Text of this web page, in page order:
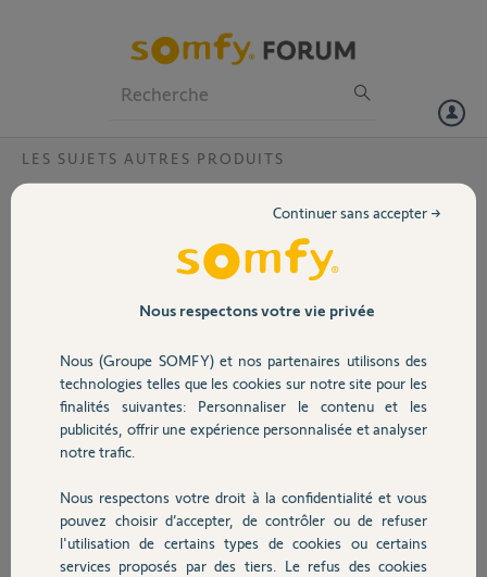
Volet
Sécurité
Domotique
Chauffage
Autres produits
LES SUJETS AUTRES PRODUITS
Mon visiophonie V100 ne fonctionne plus du tout : pas d'image, pas
de son, la platine de rue ne s'allume plus, que faut-il que je fasse ?
Merci de bien vouloir me tenir informée.
Mme Frédérique SIMON
Frédérique S.
il y a presque 8 ans
Participer au fil de discussion
Nous respectons votre vie privée
Nous (Groupe SOMFY) et nos partenaires utilisons des
technologies telles que les cookies sur notre site pour les
finalités suivantes: Personnaliser le contenu et les
publicités, offrir une expérience personnalisée et analyser
notre trafic.
Nous respectons votre droit à la confidentialité et vous
pouvez choisir d’accepter, de contrôler ou de refuser
l'utilisation de certains types de cookies ou certains
services proposés par des tiers. Le refus des cookies
Continuer sans accepter →